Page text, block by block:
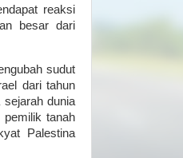
reaksi
besar dari
sudut
dari tahun
dunia
pemilik tanah
Palestina